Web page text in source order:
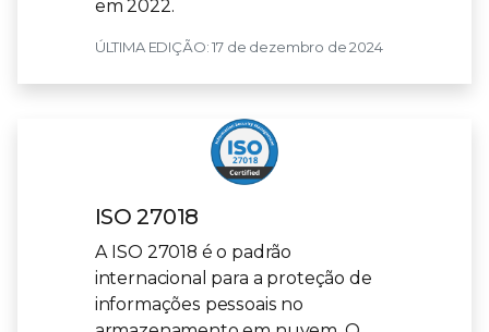
em 2022.
ÚLTIMA EDIÇÃO: 17 de dezembro de 2024
ISO 27018
A ISO 27018 é o padrão
internacional para a proteção de
informações pessoais no